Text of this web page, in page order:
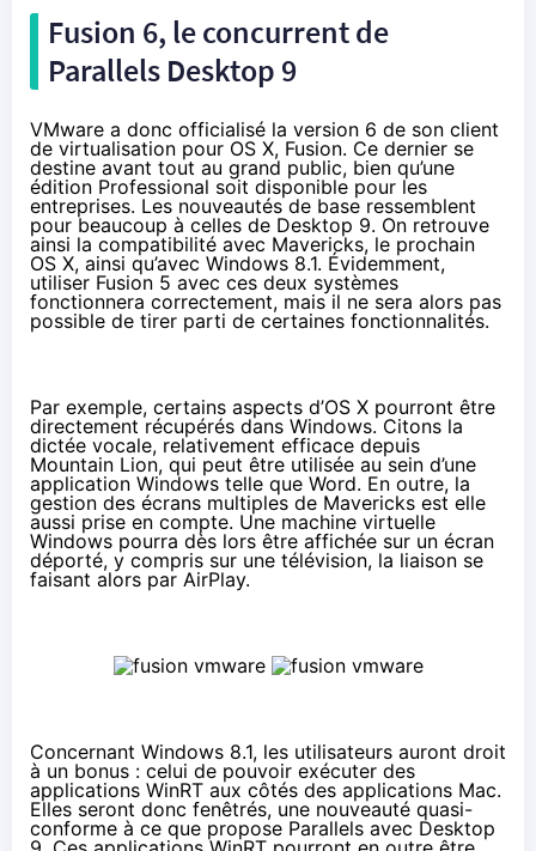
Fusion 6, le concurrent de
Parallels Desktop 9
VMware a donc officialisé la version 6 de son client
de virtualisation pour OS X, Fusion. Ce dernier se
destine avant tout au grand public, bien qu’une
édition Professional soit disponible pour les
entreprises. Les nouveautés de base ressemblent
pour beaucoup à celles de Desktop 9. On retrouve
ainsi la compatibilité avec Mavericks, le prochain
OS X, ainsi qu’avec Windows 8.1. Évidemment,
utiliser Fusion 5 avec ces deux systèmes
fonctionnera correctement, mais il ne sera alors pas
possible de tirer parti de certaines fonctionnalités.
Par exemple, certains aspects d’OS X pourront être
directement récupérés dans Windows. Citons la
dictée vocale, relativement efficace depuis
Mountain Lion, qui peut être utilisée au sein d’une
application Windows telle que Word. En outre, la
gestion des écrans multiples de Mavericks est elle
aussi prise en compte. Une machine virtuelle
Windows pourra dès lors être affichée sur un écran
déporté, y compris sur une télévision, la liaison se
faisant alors par AirPlay.
Concernant Windows 8.1, les utilisateurs auront droit
à un bonus : celui de pouvoir exécuter des
applications WinRT aux côtés des applications Mac.
Elles seront donc fenêtrés, une nouveauté quasi-
conforme à ce que propose Parallels avec Desktop